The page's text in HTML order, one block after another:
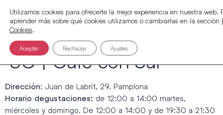
SC | Café con Sal
Dirección: Juan de Labrit, 29. Pamplona
Horario degustaciones: de 12:00 a 14:00 martes,
miércoles y domingo. De 12:00 a 14:00 y de 19:30 a 21:30
Utilizamos cookies para ofrecerte la mejor experiencia en nuestra web.
aprender más sobre qué cookies utilizamos o cambiarlas en la sección
Cookies.
Aceptar Rechazar Ajustes